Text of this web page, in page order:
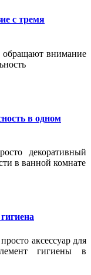
с тремя
внимание
в одном
декоративный
в ванной комнате
аксессуар для
гигиены в